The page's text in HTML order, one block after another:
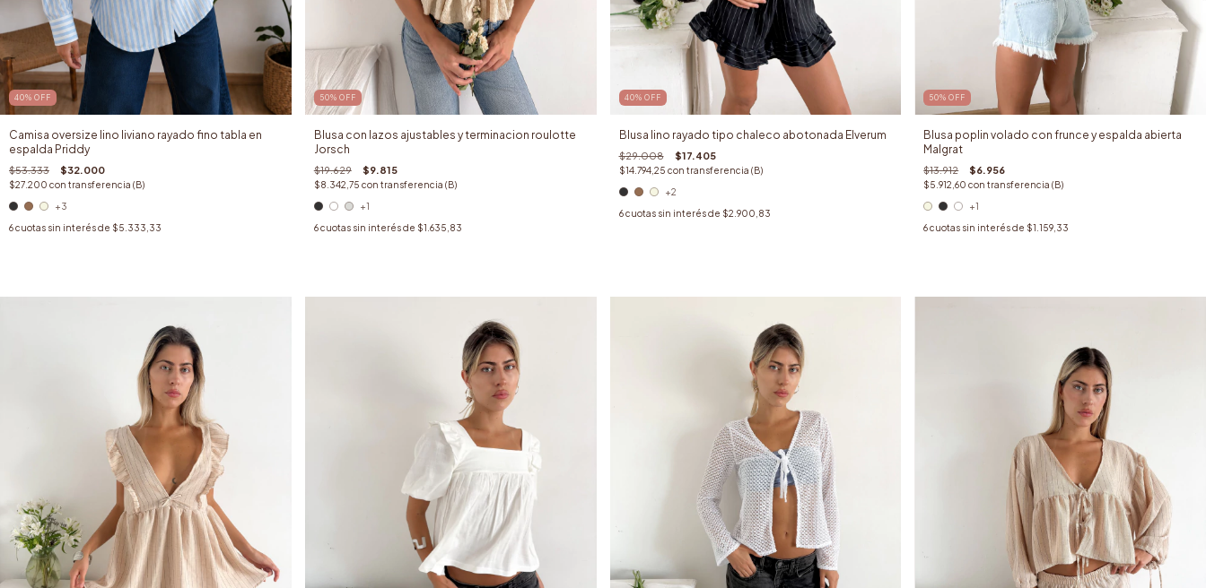
40% OFF
Camisa oversize lino liviano rayado fino tabla en
espalda Priddy
$53.333 $32.000
$27.200 con transferencia (B)
+3
6cuotas sin interés de $5.333,33
50% OFF
Blusa con lazos ajustables y terminacion roulotte
Jorsch
$19.629 $9.815
$8.342,75 con transferencia (B)
+1
6cuotas sin interés de $1.635,83
40% OFF
Blusa lino rayado tipo chaleco abotonada Elverum
$29.008 $17.405
$14.794,25 con transferencia (B)
+2
6 cuotas sin interés de $2.900,83
50%OFF
Blusa poplin volado con frunce y espalda abierta
Malgrat
$13.912 $6.956
$5.912,60con transferencia (B)
+1
6cuotas sin interés de $1.159,33